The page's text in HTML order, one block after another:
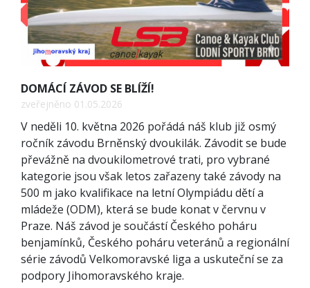
DOMÁCÍ ZÁVOD SE BLÍŽÍ!
zveřejněno 01.05.2026
V neděli 10. května 2026 pořádá náš klub již osmý
ročník závodu Brněnský dvoukilák. Závodit se bude
převážně na dvoukilometrové trati, pro vybrané
kategorie jsou však letos zařazeny také závody na
500 m jako kvalifikace na letní Olympiádu dětí a
mládeže (ODM), která se bude konat v červnu v
Praze. Náš závod je součástí Českého poháru
benjamínků, Českého poháru veteránů a regionální
série závodů Velkomoravské liga a uskuteční se za
podpory Jihomoravského kraje.